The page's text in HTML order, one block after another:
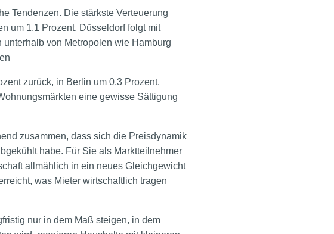
Tendenzen. Die stärkste Verteuerung
um 1,1 Prozent. Düsseldorf folgt mit
von Metropolen wie Hamburg
zurück, in Berlin um 0,3 Prozent.
eine gewisse Sättigung
zusammen, dass sich die Preisdynamik
habe. Für Sie als Marktteilnehmer
allmählich in ein neues Gleichgewicht
was Mieter wirtschaftlich tragen
nur in dem Maß steigen, in dem